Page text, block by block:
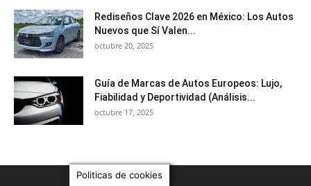
Rediseños Clave 2026 en México: Los Autos
Nuevos que Sí Valen...
octubre 20, 2025
Guía de Marcas de Autos Europeos: Lujo,
Fiabilidad y Deportividad (Análisis...
octubre 17, 2025
Politicas de cookies